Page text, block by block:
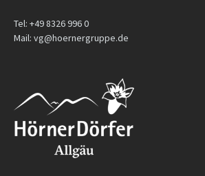
Tel: +49 8326 996 0
Mail: vg@hoernergruppe.de